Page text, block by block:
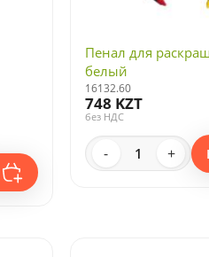
Пенал для
белый
16132.60
748 KZT
без НДС
- +